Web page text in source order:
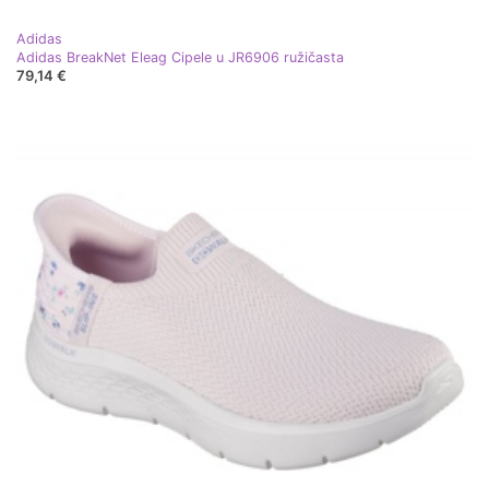
Adidas
Adidas BreakNet Eleag Cipele u JR6906 ružičasta
79,14 €